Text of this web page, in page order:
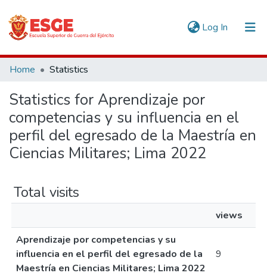
Log In (current)
Communities & Collections
All of DSpace
Home Statistics
Statistics for Aprendizaje por
competencias y su influencia en el
perfil del egresado de la Maestría en
Ciencias Militares; Lima 2022
Total visits
views
Aprendizaje por competencias y su
influencia en el perfil del egresado de la
Maestría en Ciencias Militares; Lima 2022
9